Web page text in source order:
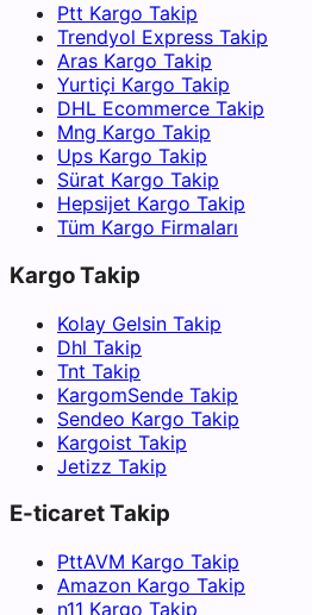
Ptt Kargo Takip
Trendyol Express Takip
Aras Kargo Takip
Yurtiçi Kargo Takip
DHL Ecommerce Takip
Mng Kargo Takip
Ups Kargo Takip
Sürat Kargo Takip
Hepsijet Kargo Takip
Tüm Kargo Firmaları
Kargo Takip
Kolay Gelsin Takip
Dhl Takip
Tnt Takip
KargomSende Takip
Sendeo Kargo Takip
Kargoist Takip
Jetizz Takip
E-ticaret Takip
PttAVM Kargo Takip
Amazon Kargo Takip
n11 Kargo Takip